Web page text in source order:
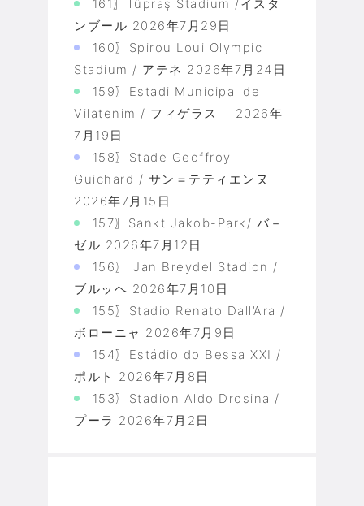
161〗Tüpraş Stadium /イスタ
ンブール 2026年7月29日
160〗Spirou Loui Olympic
Stadium / アテネ 2026年7月24日
159〗Estadi Municipal de
Vilatenim / フィゲラス
2026年
7月19日
158〗Stade Geoffroy
Guichard / サン＝テティエンヌ
2026年7月15日
157〗Sankt Jakob-Park/ バ－
ゼル 2026年7月12日
156〗 Jan Breydel Stadion /
ブルッヘ 2026年7月10日
155〗Stadio Renato Dall’Ara /
ボローニャ 2026年7月9日
154〗Estádio do Bessa XXI /
ポルト 2026年7月8日
153〗Stadion Aldo Drosina /
プーラ 2026年7月2日